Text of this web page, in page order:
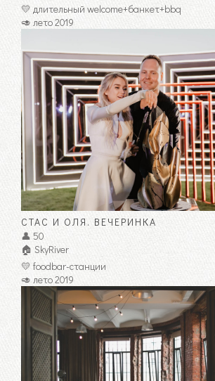
💛 длительный welcome+банкет+bbq
🥑 лето 2019
СТАС И ОЛЯ. ВЕЧЕРИНКА
👤 50
🏠 SkyRiver
💛 foodbar-станции
🥑 лето 2019